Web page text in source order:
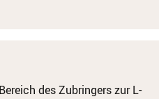
des Zubringers zur L-